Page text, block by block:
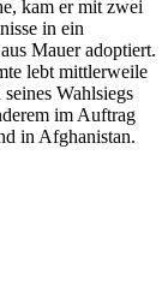
kam er mit zwei
in ein
Mauer adoptiert.
lebt mittlerweile
Wahlsiegs
im Auftrag
in Afghanistan.